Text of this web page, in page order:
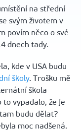
na střední
svým životem v
povím něco o své
dnech tady.
kde v USA budu
školy. Trošku mě
škola
to vypadalo, že je
budu dělat?
moc nadšená.